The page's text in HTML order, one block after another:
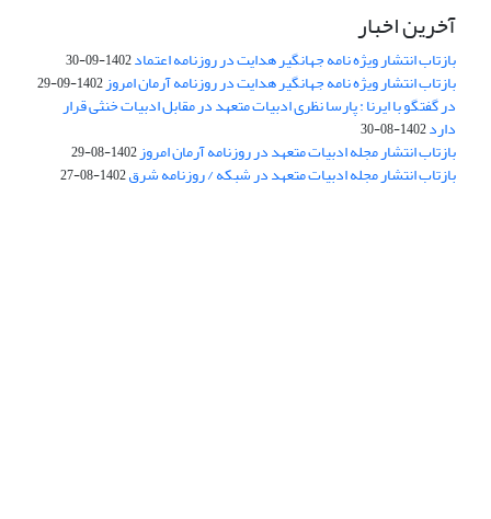
آخرین اخبار
بازتاب انتشار ویژه نامه جهانگیر هدایت در روزنامه اعتماد1402-09-30
بازتاب انتشار ویژه نامه جهانگیر هدایت در روزنامه آرمان امروز1402-09-29
در گفتگو با ایرنا : پارسا نظری ادبیات متعهد در مقابل ادبیات خنثی قرار
دارد1402-08-30
بازتاب انتشار مجله ادبیات متعهد در روزنامه آرمان امروز1402-08-29
بازتاب انتشار مجله ادبیات متعهد در شبکه / روزنامه شرق1402-08-27